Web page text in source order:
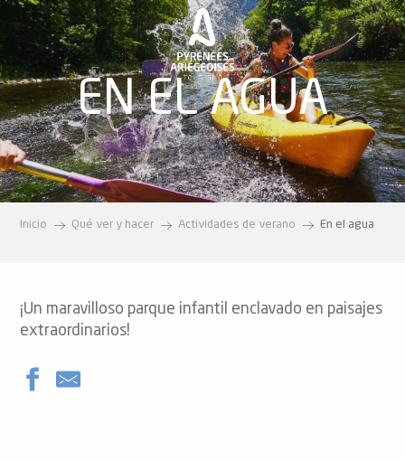
Aller
contenu
principal
EN EL AGUA
Inicio Qué ver y hacer Actividades de verano En el agua
¡Un maravilloso parque infantil enclavado en paisajes
extraordinarios!